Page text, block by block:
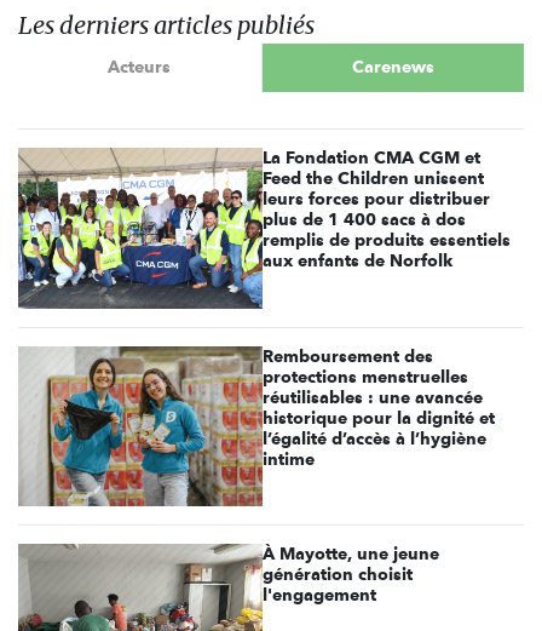
Les derniers articles publiés
Acteurs Carenews
La Fondation CMA CGM et
Feed the Children unissent
leurs forces pour distribuer
plus de 1 400 sacs à dos
remplis de produits essentiels
aux enfants de Norfolk
Remboursement des
protections menstruelles
réutilisables : une avancée
historique pour la dignité et
l’égalité d’accès à l’hygiène
intime
À Mayotte, une jeune
génération choisit
l'engagement